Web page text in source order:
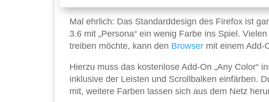
Mal ehrlich: Das Standarddesign des Firefox ist
3.6 mit „Persona“ ein wenig Farbe ins Spiel.
treiben möchte, kann den Browser mit einem Add-
Hierzu muss das kostenlose Add-On „Any Color“
inklusive der Leisten und Scrollbalken einfärben.
mit, weitere Farben lassen sich aus dem Netz